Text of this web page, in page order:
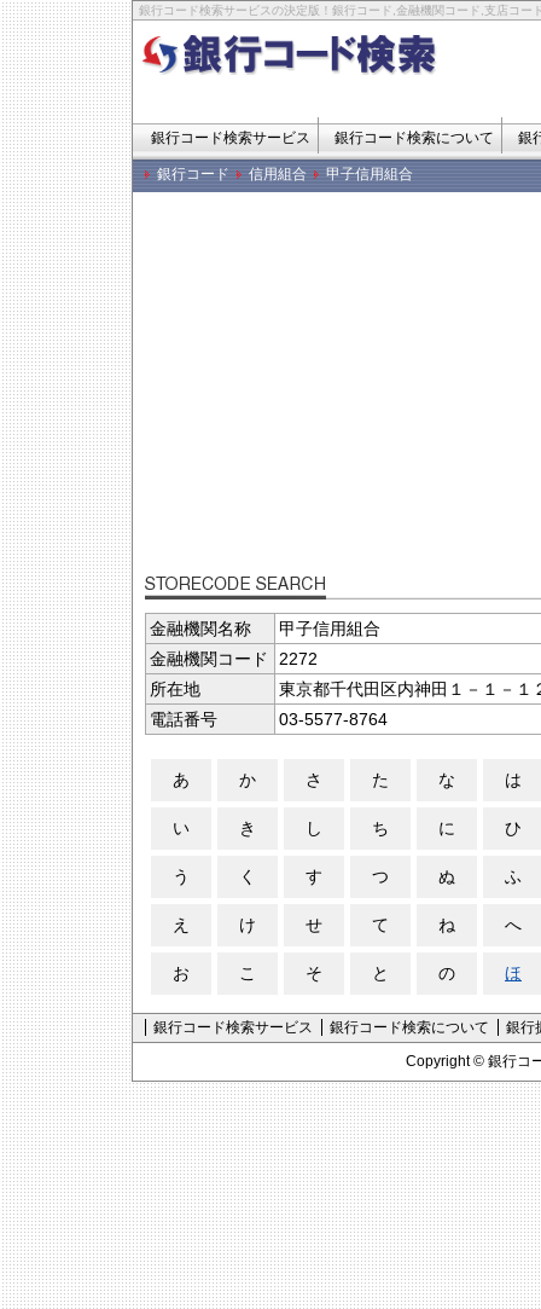
銀行コード検索サービスの決定版！銀行コード,金融機関コード,支店コー
銀行コード検索サービス 銀行コード検索について 銀
銀行コード 信用組合 甲子信用組合
金融機関名称
甲子信用組合
金融機関コード
2272
所在地
東京都千代田区内神田１－１－１
電話番号
03-5577-8764
あ か さ た な は
い き し ち に ひ
う く す つ ぬ ふ
え け せ て ね へ
お こ そ と の ほ
銀行コード検索サービス 銀行コード検索について
銀行
Copyright © 銀行コ